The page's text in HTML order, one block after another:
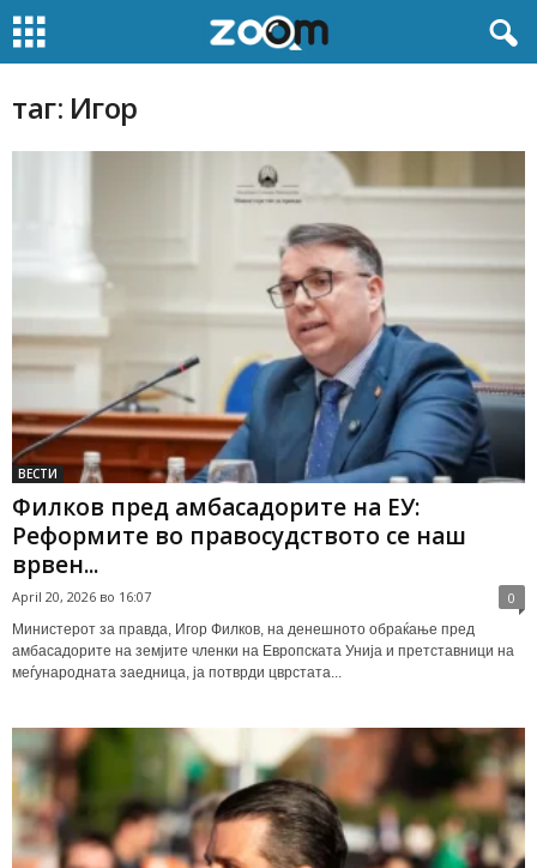
таг: Игор
ВЕСТИ
Филков пред амбасадорите на ЕУ:
Реформите во правосудството се наш
врвен...
April 20, 2026 во 16:07 0
Министерот за правда, Игор Филков, на денешното обраќање пред
амбасадорите на земјите членки на Европската Унија и претставници на
меѓународната заедница, ја потврди цврстата...